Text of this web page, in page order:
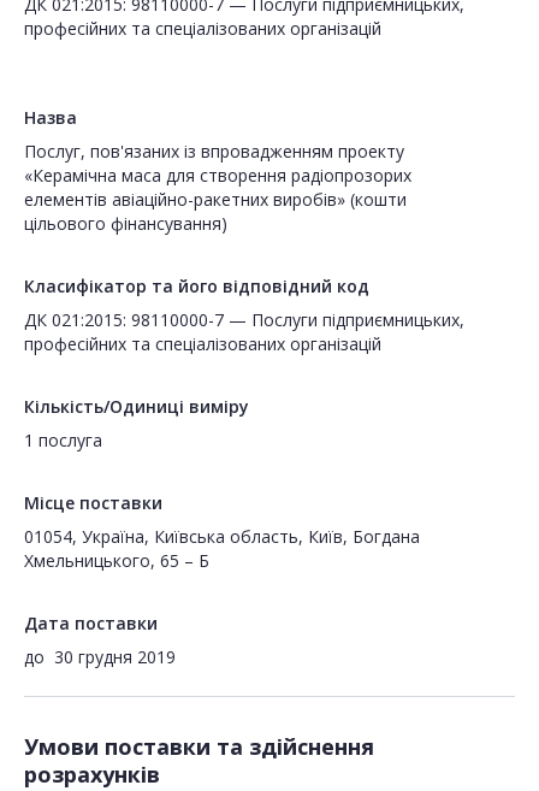
професійних та спеціалізованих організацій
Назва
Послуг, пов'язаних із впровадженням проекту
«Керамічна маса для створення радіопрозорих
елементів авіаційно-ракетних виробів» (кошти
цільового фінансування)
Класифікатор та його відповідний код
ДК 021:2015: 98110000-7 — Послуги підприємницьких,
професійних та спеціалізованих організацій
Кількість/Одиниці виміру
1 послуга
Місце поставки
01054, Україна, Київська область, Київ, Богдана
Хмельницького, 65 – Б
Дата поставки
до 30 грудня 2019
Умови поставки та здійснення
розрахунків